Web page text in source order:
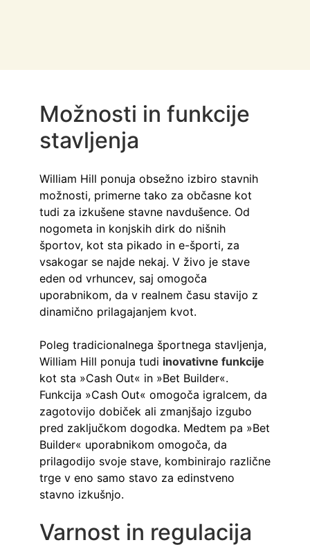
Možnosti in funkcije
stavljenja
William Hill ponuja obsežno izbiro stavnih
možnosti, primerne tako za občasne kot
tudi za izkušene stavne navdušence. Od
nogometa in konjskih dirk do nišnih
športov, kot sta pikado in e-športi, za
vsakogar se najde nekaj. V živo je stave
eden od vrhuncev, saj omogoča
uporabnikom, da v realnem času stavijo z
dinamično prilagajanjem kvot.
Poleg tradicionalnega športnega stavljenja,
William Hill ponuja tudi inovativne funkcije
kot sta »Cash Out« in »Bet Builder«.
Funkcija »Cash Out« omogoča igralcem, da
zagotovijo dobiček ali zmanjšajo izgubo
pred zaključkom dogodka. Medtem pa »Bet
Builder« uporabnikom omogoča, da
prilagodijo svoje stave, kombinirajo različne
trge v eno samo stavo za edinstveno
stavno izkušnjo.
Varnost in regulacija